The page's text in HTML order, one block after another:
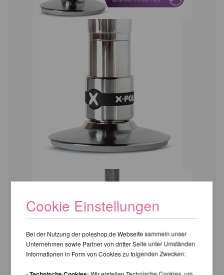
Cookie Einstellungen
Bei der Nutzung der poleshop.de Webseite sammeln unser
Unternehmen sowie Partner von dritter Seite unter Umständen
Informationen in Form von Cookies zu folgenden Zwecken: